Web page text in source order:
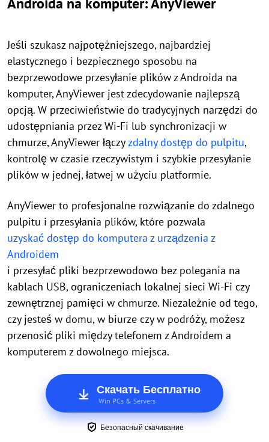
Jeśli szukasz najpotężniejszego, najbardziej
elastycznego i bezpiecznego sposobu na
bezprzewodowe przesyłanie plików z Androida na
komputer, AnyViewer jest zdecydowanie najlepszą
opcją. W przeciwieństwie do tradycyjnych narzędzi do
udostępniania przez Wi-Fi lub synchronizacji w
chmurze, AnyViewer łączyzdalny dostęp do pulpitu,
kontrolę w czasie rzeczywistym i szybkie przesyłanie
plików w jednej, łatwej w użyciu platformie.
AnyViewer to profesjonalne rozwiązanie do zdalnego
pulpitu i przesyłania plików, które pozwala
uzyskać dostęp do komputera z urządzenia z
Androidem
i przesyłać pliki bezprzewodowo bez polegania na
kablach USB, ograniczeniach lokalnej sieci Wi-Fi czy
zewnętrznej pamięci w chmurze. Niezależnie od tego,
czy jesteś w domu, w biurze czy w podróży, możesz
przenosić pliki między telefonem z Androidem a
komputerem z dowolnego miejsca.
Скачать Бесплатно
Win PCs & Servers
Безопасный скачивание